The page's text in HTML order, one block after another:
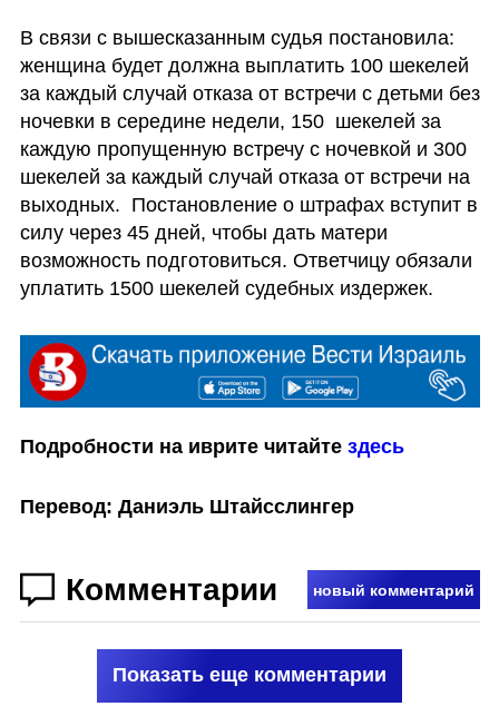
В связи с вышесказанным судья постановила:
женщина будет должна выплатить 100 шекелей
за каждый случай отказа от встречи с детьми без
ночевки в середине недели, 150  шекелей за
каждую пропущенную встречу с ночевкой и 300
шекелей за каждый случай отказа от встречи на
выходных.  Постановление о штрафах вступит в
силу через 45 дней, чтобы дать матери
возможность подготовиться. Ответчицу обязали
уплатить 1500 шекелей судебных издержек.
Подробности на иврите читайте здесь
Перевод: Даниэль Штайсслингер
Комментарии новый комментарий
Показать еще комментарии